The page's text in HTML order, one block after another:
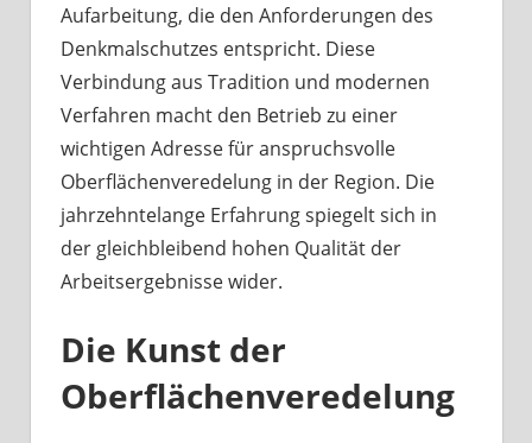
Aufarbeitung, die den Anforderungen des
Denkmalschutzes entspricht. Diese
Verbindung aus Tradition und modernen
Verfahren macht den Betrieb zu einer
wichtigen Adresse für anspruchsvolle
Oberflächenveredelung in der Region. Die
jahrzehntelange Erfahrung spiegelt sich in
der gleichbleibend hohen Qualität der
Arbeitsergebnisse wider.
Die Kunst der
Oberflächenveredelung